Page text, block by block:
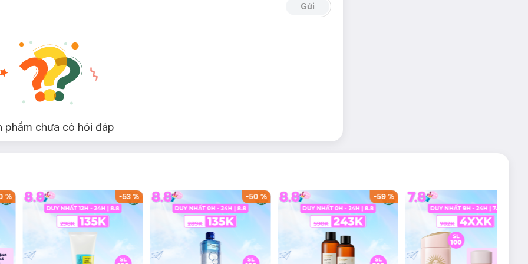
Cho Da Nhạy Cảm 100ml
hàng rào bảo vệ da, củng cố màng đáy vững chắc, kích thích sản sinh collagen,
với loại da nào?
Emulsion:
Emulsion:
tự nhiên liên tục để da ẩm mượt từ bên trong.
Gửi
phẩm chưa có hỏi đáp
% -53% -50 % -59%